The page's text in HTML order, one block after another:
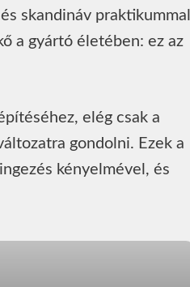
skandináv praktikummal
a gyártó életében: ez az
elég csak a
gondolni. Ezek a
kényelmével, és